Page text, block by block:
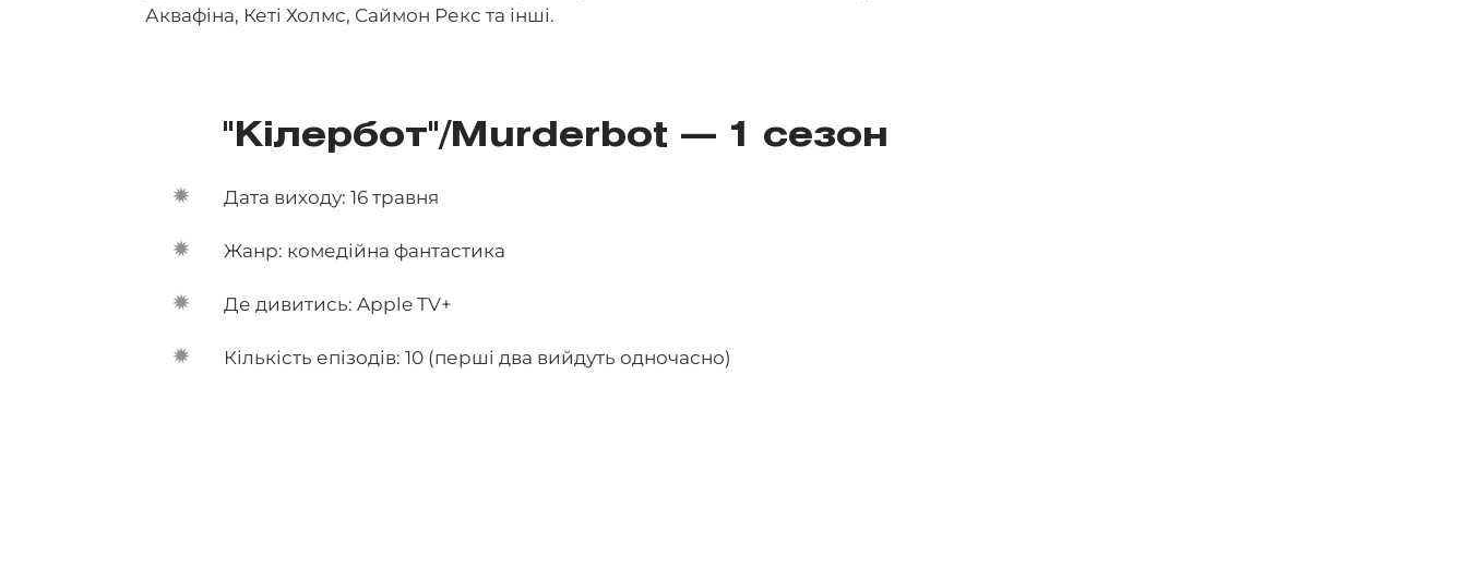
Аквафіна, Кеті Холмс, Саймон Рекс та інші.
"Кілербот"/Murderbot — 1 сезон
Дата виходу: 16 травня
Жанр: комедійна фантастика
Де дивитись: Apple TV+
Кількість епізодів: 10 (перші два вийдуть одночасно)